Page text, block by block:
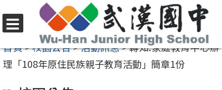
至
要
選
單
首頁>校園公告>活動訊息>轉知:家庭教育中心辦
理「108年原住民族親子教育活動」簡章1份